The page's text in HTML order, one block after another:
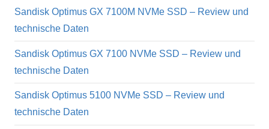
Sandisk Optimus GX 7100M NVMe SSD – Review und
technische Daten
Sandisk Optimus GX 7100 NVMe SSD – Review und
technische Daten
Sandisk Optimus 5100 NVMe SSD – Review und
technische Daten